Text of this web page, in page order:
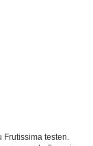
testen.